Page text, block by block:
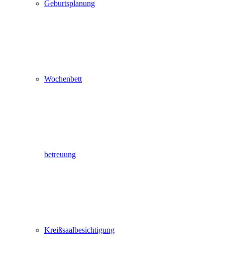
Geburtsplanung
Wochenbett
betreuung
Kreißsaalbesichtigung